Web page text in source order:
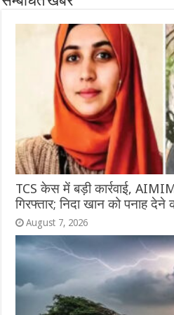
TCS केस में बड़ी कार्रवाई,
गिरफ्तार; निदा खान को पनाह देने
August 7, 2026